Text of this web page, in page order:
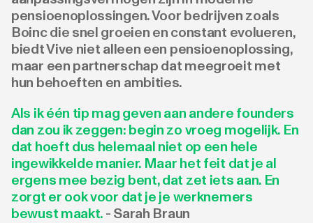
pensioenoplossingen. Voor bedrijven zoals
Boinc die snel groeien en constant evolueren,
biedt Vive niet alleen een pensioenoplossing,
maar een partnerschap dat meegroeit met
hun behoeften en ambities.
Als ik één tip mag geven aan andere founders
dan zou ik zeggen: begin zo vroeg mogelijk. En
dat hoeft dus helemaal niet op een hele
ingewikkelde manier. Maar het feit dat je al
ergens mee bezig bent, dat zet iets aan. En
zorgt er ook voor dat je je werknemers
bewust maakt. - Sarah Braun